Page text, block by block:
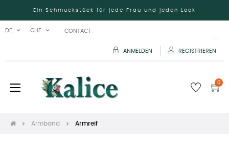
Ein Schmuckstück für jede Frau und jeden Look
DE CHF CONTACT
ANMELDEN REGISTRIEREN
Umschalten
☰ 0
Armband Armreif